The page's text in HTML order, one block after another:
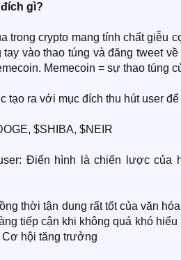
gì?​
trong crypto mang tính chất giễu
vào thao túng và đăng tweet
Memecoin = sự thao túng
tạo ra với mục đích thu hút user
$SHIBA, $NEIR
Điển hình là chiến lược của
thời tận dung rất tốt của văn
tiếp cận khi không quá khó
Cơ hội tăng trưởng